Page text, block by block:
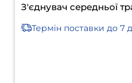
Регульована по висоті навісна пластина для